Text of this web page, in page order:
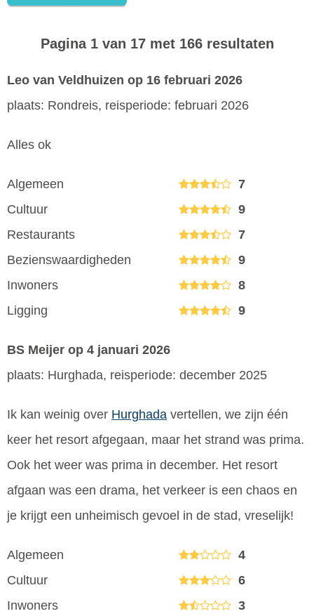
Pagina 1 van 17 met 166 resultaten
Leo van Veldhuizen op 16 februari 2026
plaats: Rondreis, reisperiode: februari 2026
Alles ok
Algemeen
7
Cultuur
9
Restaurants
7
Bezienswaardigheden
9
Inwoners
8
Ligging
9
BS Meijer op 4 januari 2026
plaats: Hurghada, reisperiode: december 2025
Ik kan weinig over Hurghada vertellen, we zijn één
keer het resort afgegaan, maar het strand was prima.
Ook het weer was prima in december. Het resort
afgaan was een drama, het verkeer is een chaos en
je krijgt een unheimisch gevoel in de stad, vreselijk!
Algemeen
4
Cultuur
6
Inwoners
3